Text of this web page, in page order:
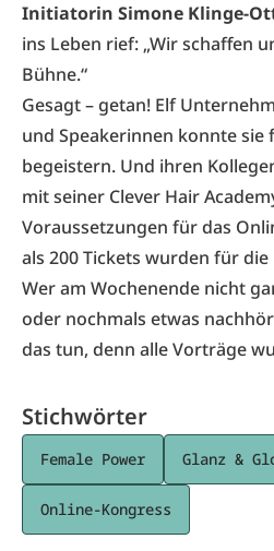
Initiatorin Simone Klinge-
ins Leben rief: „Wir schaffen
Bühne.“
Gesagt – getan! Elf
und Speakerinnen konnte sie
begeistern. Und ihren
mit seiner Clever Hair
Voraussetzungen für das
als 200 Tickets wurden für
Wer am Wochenende nicht
oder nochmals etwas
das tun, denn alle Vorträge
Stichwörter
Female Power Glanz &
Online-Kongress